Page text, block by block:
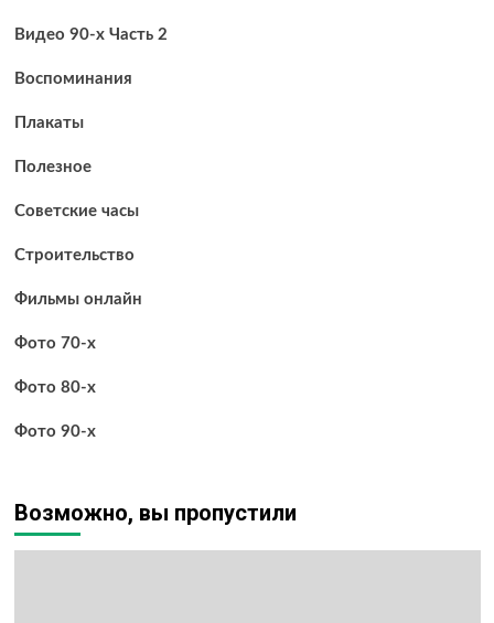
Видео 90-х Часть 2
Воспоминания
Плакаты
Полезное
Советские часы
Строительство
Фильмы онлайн
Фото 70-х
Фото 80-х
Фото 90-х
Возможно, вы пропустили